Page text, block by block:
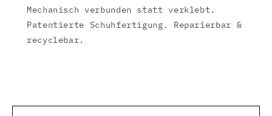
Mechanisch verbunden statt verklebt.
Patentierte Schuhfertigung. Reparierbar &
recyclebar.